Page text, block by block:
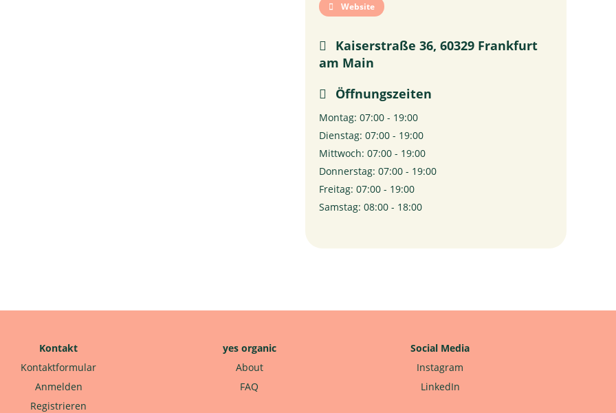
Website
Kaiserstraße 36, 60329 Frankfurt
am Main
Öffnungszeiten
Montag: 07:00 - 19:00
Dienstag: 07:00 - 19:00
Mittwoch: 07:00 - 19:00
Donnerstag: 07:00 - 19:00
Freitag: 07:00 - 19:00
Samstag: 08:00 - 18:00
Kontakt
Kontaktformular
Anmelden
Registrieren
yes organic
About
FAQ
Social Media
Instagram
LinkedIn